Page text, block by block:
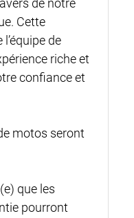
de notre
Cette
de
riche et
confiance et
motos seront
que les
pourront